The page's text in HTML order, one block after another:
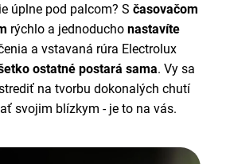
úplne pod palcom? S časovačom
rýchlo a jednoducho nastavíte
a vstavaná rúra Electrolux
ostatné postará sama. Vy sa
na tvorbu dokonalých chutí
svojim blízkym - je to na vás.